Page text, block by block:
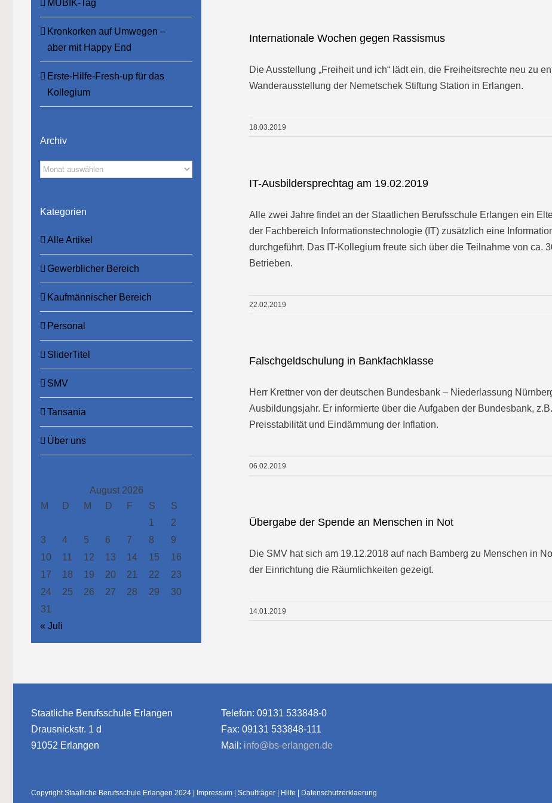
Internationale Wochen gegen Rassismus
Die Ausstellung „Freiheit und ich“ lädt ein, die Freiheitsrechte neu zu
Wanderausstellung der Nemetschek Stiftung Station in Erlangen.
18.03.2019
IT-Ausbildersprechtag am 19.02.2019
Alle zwei Jahre findet an der Staatlichen Berufsschule Erlangen ein
der Fachbereich Informationstechnologie (IT) zusätzlich eine
durchgeführt. Das IT-Kollegium freute sich über die Teilnahme von ca.
Betrieben.
22.02.2019
Falschgeldschulung in Bankfachklasse
Herr Krettner von der deutschen Bundesbank – Niederlassung
Ausbildungsjahr. Er informierte über die Aufgaben der Bundesbank,
Preisstabilität und Eindämmung der Inflation.
06.02.2019
Übergabe der Spende an Menschen in Not
Die SMV hat sich am 19.12.2018 auf nach Bamberg zu Menschen in
der Einrichtung die Räumlichkeiten gezeigt.
14.01.2019
MUBIK-Tag
Kronkorken auf Umwegen –
aber mit Happy End
Erste-Hilfe-Fresh-up für das
Kollegium
Archiv
Archiv
Kategorien
Alle Artikel
Gewerblicher Bereich
Kaufmännischer Bereich
Personal
SliderTitel
SMV
Tansania
Über uns
August 2026
M
D M D F S
S
1
2
3
4 5 6 7 8
9
10
11 12 13 14 15
16
17
18 19 20 21 22
23
24
25 26 27 28 29
30
31
« Juli
Staatliche Berufsschule Erlangen
Drausnickstr. 1 d
91052 Erlangen
Telefon: 09131 533848-0
Fax: 09131 533848-111
Mail: info@bs-erlangen.de
Copyright Staatliche Berufsschule Erlangen 2024 | Impressum Schulträger Hilfe Datenschutzerklaerung